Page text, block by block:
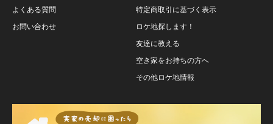
よくある質問
お問い合わせ
特定商取引に基づく表示
ロケ地探します！
友達に教える
空き家をお持ちの方へ
その他ロケ地情報